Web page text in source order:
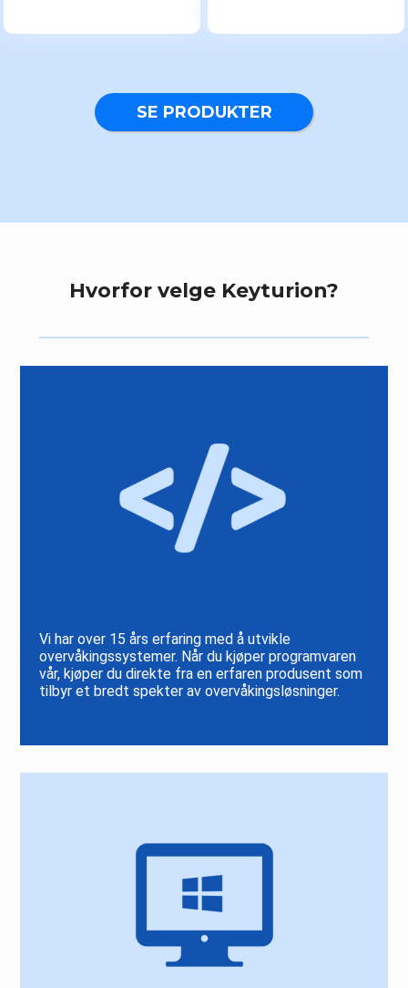
SE PRODUKTER
Hvorfor velge Keyturion?
Vi har over 15 års erfaring med å utvikle
overvåkingssystemer. Når du kjøper programvaren
vår, kjøper du direkte fra en erfaren produsent som
tilbyr et bredt spekter av overvåkingsløsninger.